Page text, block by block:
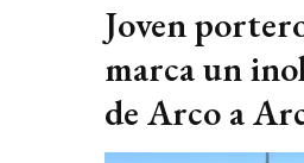
Joven
marca un
de Arco a